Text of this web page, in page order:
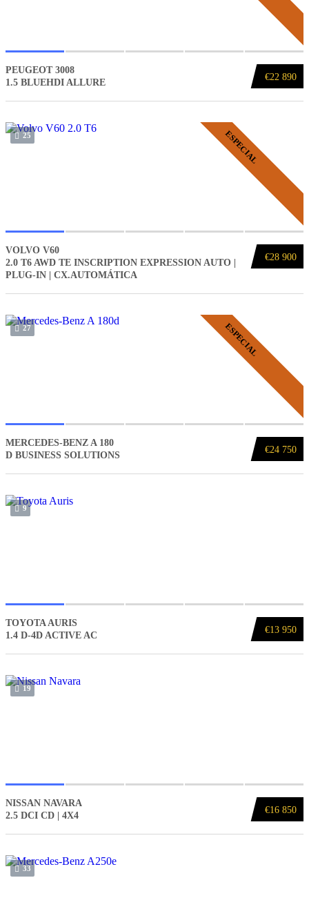
€22 890
PEUGEOT 3008
1.5 BLUEHDI ALLURE
ESPECIAL
25
€28 900
VOLVO V60
2.0 T6 AWD TE INSCRIPTION EXPRESSION AUTO |
PLUG-IN | CX.AUTOMÁTICA
ESPECIAL
27
€24 750
MERCEDES-BENZ A 180
D BUSINESS SOLUTIONS
9
€13 950
TOYOTA AURIS
1.4 D-4D ACTIVE AC
19
€16 850
NISSAN NAVARA
2.5 DCI CD | 4X4
33